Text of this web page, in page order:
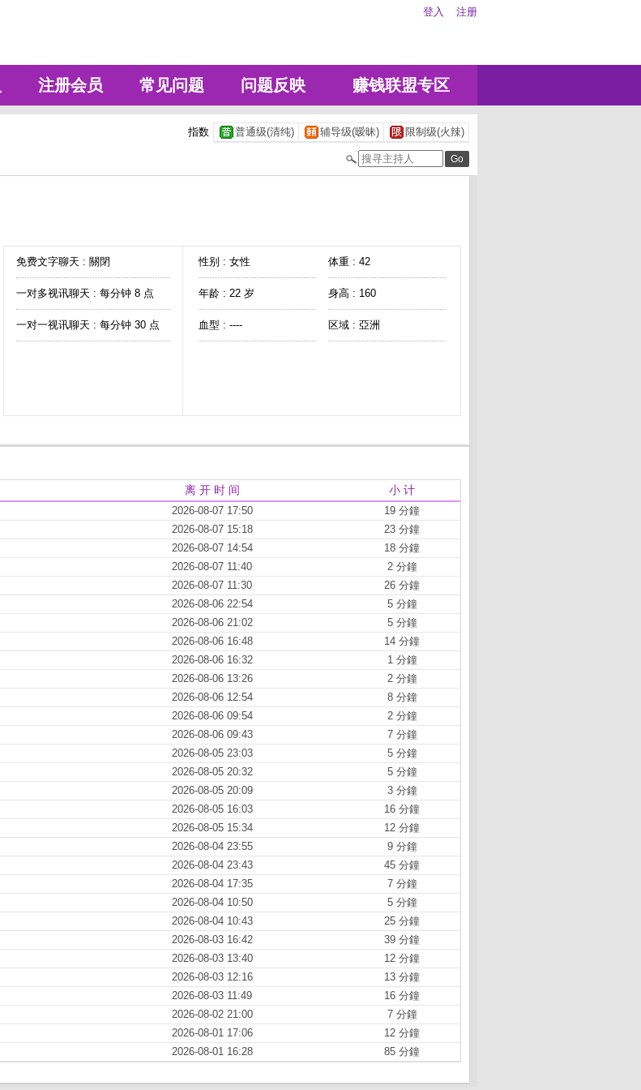
登入 注册
注册会员 常见问题 问题反映 赚钱联盟专区
指数 普通级(清纯) 辅导级(暧昧) 限制级(火辣)
免费文字聊天 : 關閉
一对多视讯聊天 : 每分钟 8 点
一对一视讯聊天 : 每分钟 30 点
性别 : 女性 体重 : 42
年龄 : 22 岁 身高 : 160
血型 : ---- 区域 : 亞洲
离 开 时 间 小 计
2026-08-07 17:50
19 分鐘
2026-08-07 15:18
23 分鐘
2026-08-07 14:54
18 分鐘
2026-08-07 11:40
2 分鐘
2026-08-07 11:30
26 分鐘
2026-08-06 22:54
5 分鐘
2026-08-06 21:02
5 分鐘
2026-08-06 16:48
14 分鐘
2026-08-06 16:32
1 分鐘
2026-08-06 13:26
2 分鐘
2026-08-06 12:54
8 分鐘
2026-08-06 09:54
2 分鐘
2026-08-06 09:43
7 分鐘
2026-08-05 23:03
5 分鐘
2026-08-05 20:32
5 分鐘
2026-08-05 20:09
3 分鐘
2026-08-05 16:03
16 分鐘
2026-08-05 15:34
12 分鐘
2026-08-04 23:55
9 分鐘
2026-08-04 23:43
45 分鐘
2026-08-04 17:35
7 分鐘
2026-08-04 10:50
5 分鐘
2026-08-04 10:43
25 分鐘
2026-08-03 16:42
39 分鐘
2026-08-03 13:40
12 分鐘
2026-08-03 12:16
13 分鐘
2026-08-03 11:49
16 分鐘
2026-08-02 21:00
7 分鐘
2026-08-01 17:06
12 分鐘
2026-08-01 16:28 85 分鐘